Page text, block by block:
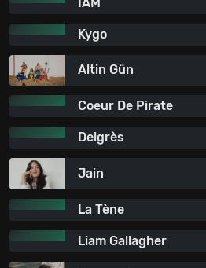
Kygo
Altin Gün
Coeur De Pirate
Delgrès
Jain
La Tène
Liam Gallagher